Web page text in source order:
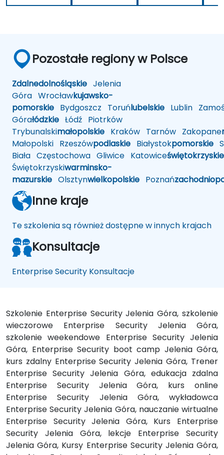
Pozostałe regiony w Polsce
Zdalnedolnośląskie Jelenia
Góra Wrocławkujawsko-
pomorskie Bydgoszcz Toruńlubelskie Lublin
Górałódzkie Łódź Piotrków
Trybunalskimałopolskie Kraków Tarnów Zakopane
Małopolski Rzeszówpodlaskie Białystokpomorskie
Biała Częstochowa Gliwice Katowiceświętokrzyskie
Świętokrzyskiwarminsko-
mazurskie Olsztynwielkopolskie Poznań
Inne kraje
Te szkolenia są również dostępne w innych krajach
Konsultacje
Enterprise Security Konsultacje
Szkolenie Enterprise Security Jelenia Góra, szkolenie
wieczorowe Enterprise Security Jelenia Góra,
szkolenie weekendowe Enterprise Security Jelenia
Góra, Enterprise Security boot camp Jelenia Góra,
kurs zdalny Enterprise Security Jelenia Góra, Trener
Enterprise Security Jelenia Góra, edukacja zdalna
Enterprise Security Jelenia Góra, kurs online
Enterprise Security Jelenia Góra, wykładowca
Enterprise Security Jelenia Góra, nauczanie wirtualne
Enterprise Security Jelenia Góra, Kurs Enterprise
Security Jelenia Góra, lekcje Enterprise Security
Jelenia Góra, Kursy Enterprise Security Jelenia Góra,